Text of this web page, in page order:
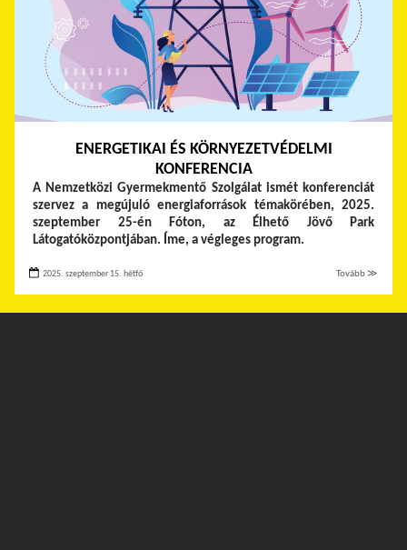
ENERGETIKAI ÉS KÖRNYEZETVÉDELMI
KONFERENCIA
A Nemzetközi Gyermekmentő Szolgálat ismét konferenciát
szervez a megújuló energiaforrások témakörében, 2025.
szeptember 25-én Fóton, az Élhető Jövő Park
Látogatóközpontjában. Íme, a végleges program.
2025. szeptember 15. hétfő Tovább ≫